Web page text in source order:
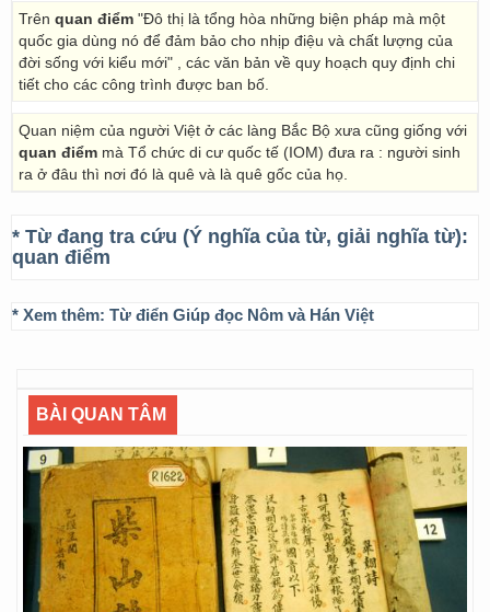
Trên quan điểm "Đô thị là tổng hòa những biện pháp mà một
quốc gia dùng nó để đảm bảo cho nhịp điệu và chất lượng của
đời sống với kiểu mới" , các văn bản về quy hoạch quy định chi
tiết cho các công trình được ban bố.
Quan niệm của người Việt ở các làng Bắc Bộ xưa cũng giống với
quan điểm mà Tổ chức di cư quốc tế (IOM) đưa ra : người sinh
ra ở đâu thì nơi đó là quê và là quê gốc của họ.
* Từ đang tra cứu (Ý nghĩa của từ, giải nghĩa từ):
quan điểm
* Xem thêm: Từ điển Giúp đọc Nôm và Hán Việt
BÀI QUAN TÂM